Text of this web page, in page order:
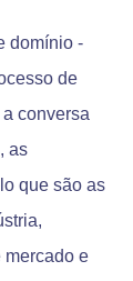
domínio -
de
conversa
as
que são as
mercado e